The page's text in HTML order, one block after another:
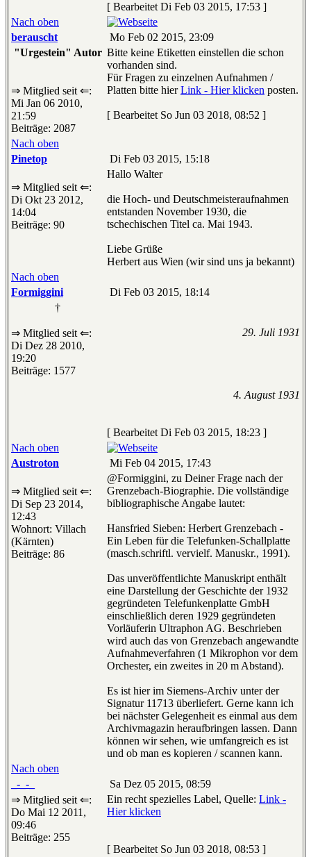
[ Bearbeitet Di Feb 03 2015, 17:53 ]
Nach oben
berauscht
Mo Feb 02 2015, 23:09
"Urgestein" Autor
⇒ Mitglied seit ⇐:
Mi Jan 06 2010,
21:59
Beiträge: 2087
Bitte keine Etiketten einstellen die schon
vorhanden sind.
Für Fragen zu einzelnen Aufnahmen /
Platten bitte hierLink - Hier klicken posten.
[ Bearbeitet So Jun 03 2018, 08:52 ]
Nach oben
Pinetop
Di Feb 03 2015, 15:18
⇒ Mitglied seit ⇐:
Di Okt 23 2012,
14:04
Beiträge: 90
Hallo Walter
die Hoch- und Deutschmeisteraufnahmen
entstanden November 1930, die
tschechischen Titel ca. Mai 1943.
Liebe Grüße
Herbert aus Wien (wir sind uns ja bekannt)
Nach oben
Formiggini
Di Feb 03 2015, 18:14
†
⇒ Mitglied seit ⇐:
Di Dez 28 2010,
19:20
Beiträge: 1577
29. Juli 1931
4. August 1931
[ Bearbeitet Di Feb 03 2015, 18:23 ]
Nach oben
Austroton
Mi Feb 04 2015, 17:43
⇒ Mitglied seit ⇐:
Di Sep 23 2014,
12:43
Wohnort: Villach
(Kärnten)
Beiträge: 86
@Formiggini, zu Deiner Frage nach der
Grenzebach-Biographie. Die vollständige
bibliographische Angabe lautet:
Hansfried Sieben: Herbert Grenzebach -
Ein Leben für die Telefunken-Schallplatte
(masch.schriftl. vervielf. Manuskr., 1991).
Das unveröffentlichte Manuskript enthält
eine Darstellung der Geschichte der 1932
gegründeten Telefunkenplatte GmbH
einschließlich deren 1929 gegründeten
Vorläuferin Ultraphon AG. Beschrieben
wird auch das von Grenzebach angewandte
Aufnahmeverfahren (1 Mikrophon vor dem
Orchester, ein zweites in 20 m Abstand).
Es ist hier im Siemens-Archiv unter der
Signatur 11713 überliefert. Gerne kann ich
bei nächster Gelegenheit es einmal aus dem
Archivmagazin heraufbringen lassen. Dann
können wir sehen, wie umfangreich es ist
und ob man es kopieren / scannen kann.
Nach oben
_-_-_
Sa Dez 05 2015, 08:59
⇒ Mitglied seit ⇐:
Do Mai 12 2011,
09:46
Beiträge: 255
Ein recht spezielles Label, Quelle: Link -
Hier klicken
[ Bearbeitet So Jun 03 2018, 08:53 ]